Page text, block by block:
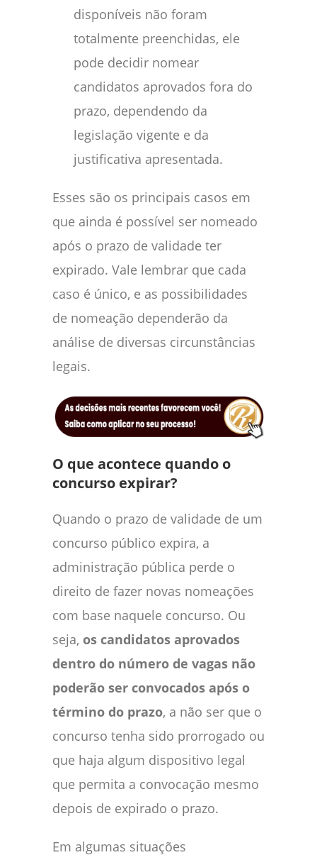
disponíveis não foram
totalmente preenchidas, ele
pode decidir nomear
candidatos aprovados fora do
prazo, dependendo da
legislação vigente e da
justificativa apresentada.
Esses são os principais casos em
que ainda é possível ser nomeado
após o prazo de validade ter
expirado. Vale lembrar que cada
caso é único, e as possibilidades
de nomeação dependerão da
análise de diversas circunstâncias
legais.
O que acontece quando o
concurso expirar?
Quando o prazo de validade de um
concurso público expira, a
administração pública perde o
direito de fazer novas nomeações
com base naquele concurso. Ou
seja, os candidatos aprovados
dentro do número de vagas não
poderão ser convocados após o
término do prazo, a não ser que o
concurso tenha sido prorrogado ou
que haja algum dispositivo legal
que permita a convocação mesmo
depois de expirado o prazo.
Em algumas situações